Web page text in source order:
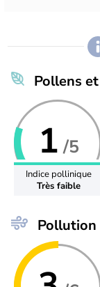
Pollens
1 /5
Indice pollinique
Très faible